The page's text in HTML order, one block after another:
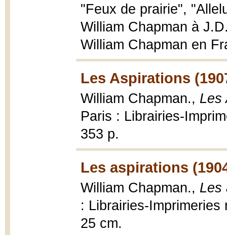
"Feux de prairie",
William Chapman à
William Chapman en
Les Aspirations
William Chapman., Les
Paris : Librairies-
353 p.
Les aspirations
William Chapman., Les
: Librairies-
25 cm.